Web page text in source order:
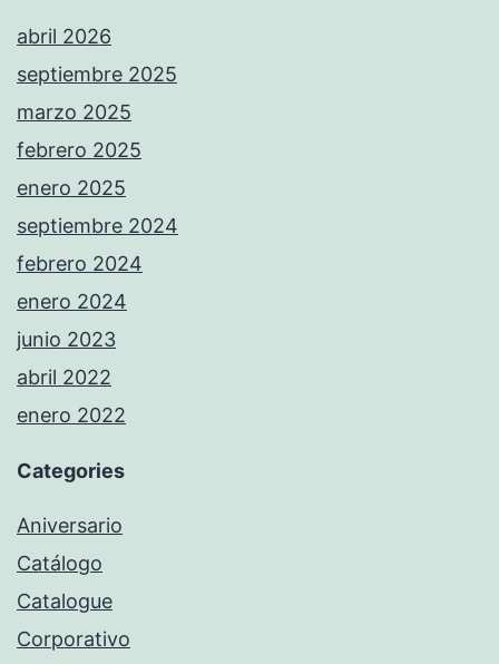
abril 2026
septiembre 2025
marzo 2025
febrero 2025
enero 2025
septiembre 2024
febrero 2024
enero 2024
junio 2023
abril 2022
enero 2022
Categories
Aniversario
Catálogo
Catalogue
Corporativo